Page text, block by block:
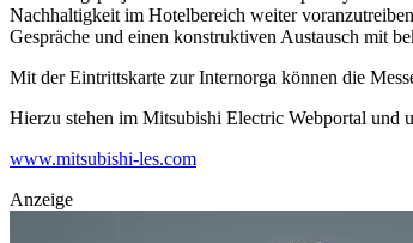
Nachhaltigkeit im Hotelbereich weiter
Gespräche und einen konstruktiven Austausch mit
Mit der Eintrittskarte zur Internorga können die
Hierzu stehen im Mitsubishi Electric Webportal und
www.mitsubishi-les.com
Anzeige